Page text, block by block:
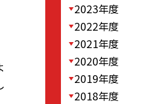
2023年度
2022年度
2021年度
2020年度
2019年度
2018年度